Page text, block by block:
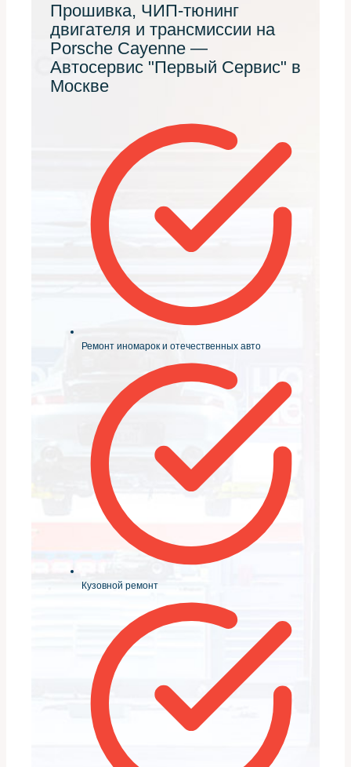
Прошивка, ЧИП-тюнинг
двигателя и трансмиссии на
Porsche Cayenne —
Автосервис "Первый Сервис" в
Москве
Ремонт иномарок и отечественных авто
Кузовной ремонт